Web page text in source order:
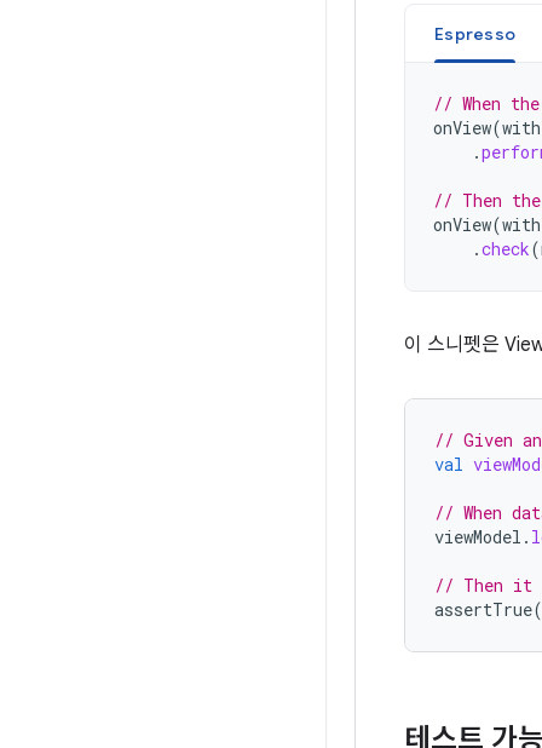
Espresso
// When
onView(
.
// Then the
onView(
.check(
이 스니펫은
// Given an
val
// When
viewModel .
// Then it
assertTrue(
테스트 가